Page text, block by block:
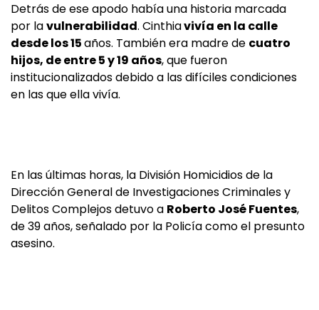
Detrás de ese apodo había una historia marcada
por lavulnerabilidad. Cinthiavivía en la calle
desde los 15años. También era madre de cuatro
hijos, de entre 5 y 19 años, que fueron
institucionalizados debido a las difíciles condiciones
en las que ella vivía.
En las últimas horas, la División Homicidios de la
Dirección General de Investigaciones Criminales y
Delitos Complejos detuvo a Roberto José Fuentes,
de 39 años, señalado por la Policía como el presunto
asesino.